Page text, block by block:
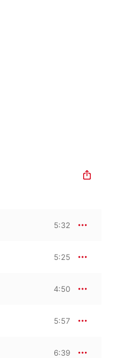
5:32
5:25
4:50
5:57
6:39